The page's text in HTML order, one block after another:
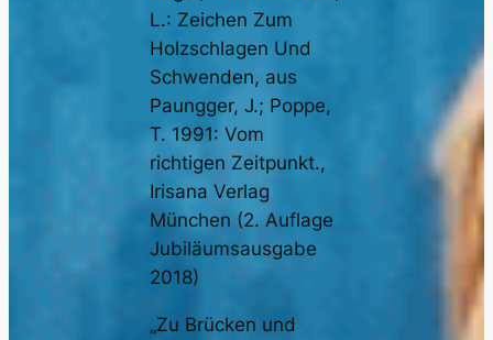
L.: Zeichen Zum
Holzschlagen Und
Schwenden, aus
Paungger, J.; Poppe,
T. 1991: Vom
richtigen Zeitpunkt.,
Irisana Verlag
München (2. Auflage
Jubiläumsausgabe
2018)
„Zu Brücken und